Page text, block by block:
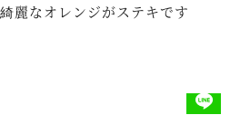
綺麗なオレンジがステキです